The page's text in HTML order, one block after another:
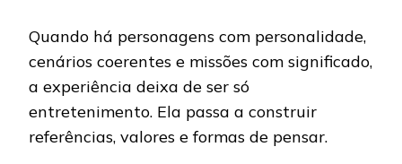
Quando há personagens com personalidade,
cenários coerentes e missões com significado,
a experiência deixa de ser só
entretenimento. Ela passa a construir
referências, valores e formas de pensar.